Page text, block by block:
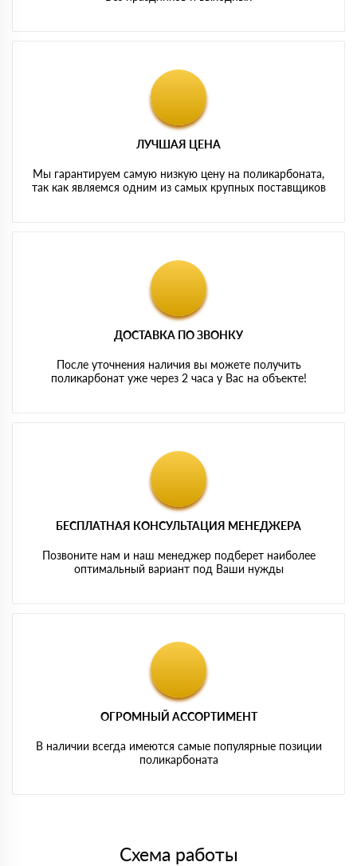
ЛУЧШАЯ ЦЕНА
Мы гарантируем самую низкую цену на поликарбоната,
так как являемся одним из самых крупных поставщиков
ДОСТАВКА ПО ЗВОНКУ
После уточнения наличия вы можете получить
поликарбонат уже через 2 часа у Вас на объекте!
БЕСПЛАТНАЯ КОНСУЛЬТАЦИЯ МЕНЕДЖЕРА
Позвоните нам и наш менеджер подберет наиболее
оптимальный вариант под Ваши нужды
ОГРОМНЫЙ АССОРТИМЕНТ
В наличии всегда имеются самые популярные позиции
поликарбоната
Схема работы